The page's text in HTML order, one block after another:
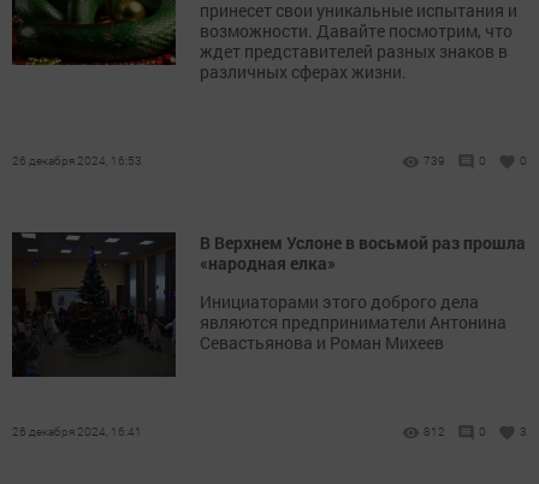
принесет свои уникальные испытания и
возможности. Давайте посмотрим, что
ждет представителей разных знаков в
различных сферах жизни.
26 декабря 2024, 16:53 739 0 0
В Верхнем Услоне в восьмой раз прошла
«народная елка»
Инициаторами этого доброго дела
являются предприниматели Антонина
Севастьянова и Роман Михеев
26 декабря 2024, 16:41 812 0 3